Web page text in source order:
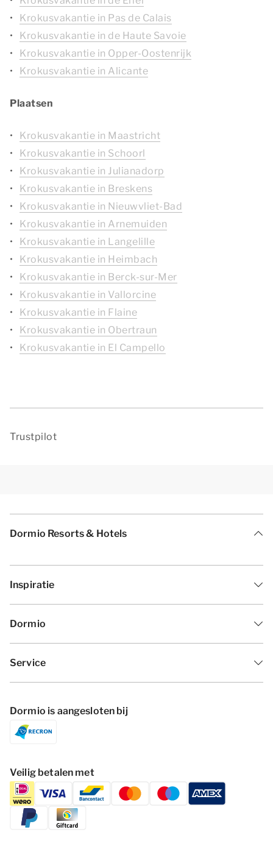
Krokusvakantie in Pas de Calais
Krokusvakantie in de Haute Savoie
Krokusvakantie in Opper-Oostenrijk
Krokusvakantie in Alicante
Plaatsen
Krokusvakantie in Maastricht
Krokusvakantie in Schoorl
Krokusvakantie in Julianadorp
Krokusvakantie in Breskens
Krokusvakantie in Nieuwvliet-Bad
Krokusvakantie in Arnemuiden
Krokusvakantie in Langelille
Krokusvakantie in Heimbach
Krokusvakantie in Berck-sur-Mer
Krokusvakantie in Vallorcine
Krokusvakantie in Flaine
Krokusvakantie in Obertraun
Krokusvakantie in El Campello
Trustpilot
Dormio Resorts & Hotels
Inspiratie
Dormio
Service
Dormio is aangesloten bij
Veilig betalen met